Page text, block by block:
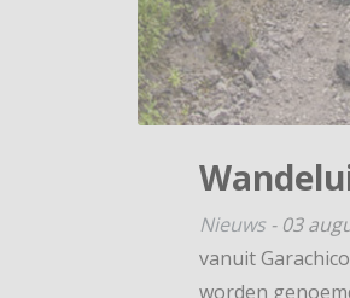
Nieuws - 03
vanuit
worden